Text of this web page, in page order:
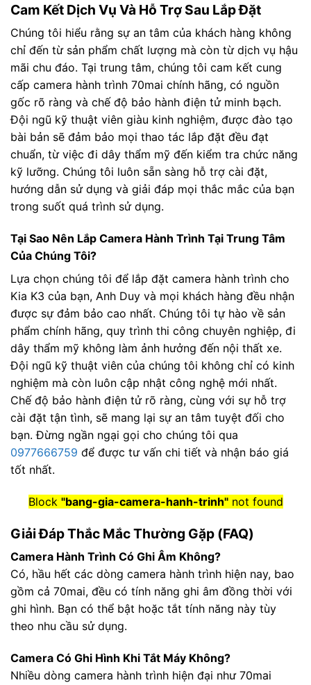
Cam Kết Dịch Vụ Và Hỗ Trợ Sau Lắp Đặt
Chúng tôi hiểu rằng sự an tâm của khách hàng không
chỉ đến từ sản phẩm chất lượng mà còn từ dịch vụ hậu
mãi chu đáo. Tại trung tâm, chúng tôi cam kết cung
cấp camera hành trình 70mai chính hãng, có nguồn
gốc rõ ràng và chế độ bảo hành điện tử minh bạch.
Đội ngũ kỹ thuật viên giàu kinh nghiệm, được đào tạo
bài bản sẽ đảm bảo mọi thao tác lắp đặt đều đạt
chuẩn, từ việc đi dây thẩm mỹ đến kiểm tra chức năng
kỹ lưỡng. Chúng tôi luôn sẵn sàng hỗ trợ cài đặt,
hướng dẫn sử dụng và giải đáp mọi thắc mắc của bạn
trong suốt quá trình sử dụng.
Tại Sao Nên Lắp Camera Hành Trình Tại Trung Tâm
Của Chúng Tôi?
Lựa chọn chúng tôi để lắp đặt camera hành trình cho
Kia K3 của bạn, Anh Duy và mọi khách hàng đều nhận
được sự đảm bảo cao nhất. Chúng tôi tự hào về sản
phẩm chính hãng, quy trình thi công chuyên nghiệp, đi
dây thẩm mỹ không làm ảnh hưởng đến nội thất xe.
Đội ngũ kỹ thuật viên của chúng tôi không chỉ có kinh
nghiệm mà còn luôn cập nhật công nghệ mới nhất.
Chế độ bảo hành điện tử rõ ràng, cùng với sự hỗ trợ
cài đặt tận tình, sẽ mang lại sự an tâm tuyệt đối cho
bạn. Đừng ngần ngại gọi cho chúng tôi qua
0977666759 để được tư vấn chi tiết và nhận báo giá
tốt nhất.
Block "bang-gia-camera-hanh-trinh"not found
Giải Đáp Thắc Mắc Thường Gặp (FAQ)
Camera Hành Trình Có Ghi Âm Không?
Có, hầu hết các dòng camera hành trình hiện nay, bao
gồm cả 70mai, đều có tính năng ghi âm đồng thời với
ghi hình. Bạn có thể bật hoặc tắt tính năng này tùy
theo nhu cầu sử dụng.
Camera Có Ghi Hình Khi Tắt Máy Không?
Nhiều dòng camera hành trình hiện đại như 70mai